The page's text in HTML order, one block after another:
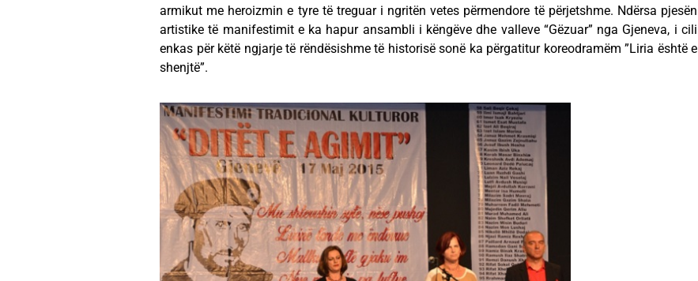
armikut me heroizmin e tyre të treguar i ngritën vetes përmendore të përjetshme. Ndërsa pjesën
artistike të manifestimit e ka hapur ansambli i këngëve dhe valleve “Gëzuar” nga Gjeneva, i cili
enkas për këtë ngjarje të rëndësishme të historisë sonë ka përgatitur koreodramëm ”Liria është e
shenjtë”.